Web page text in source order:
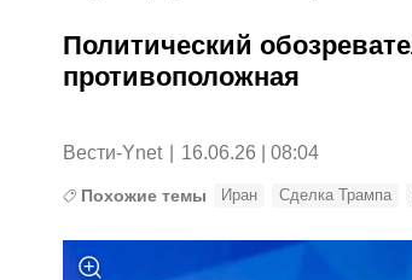
Политический
противоположная
Вести-Ynet 16.06.26 | 08:04
Похожие темы Иран Сделка Трампа